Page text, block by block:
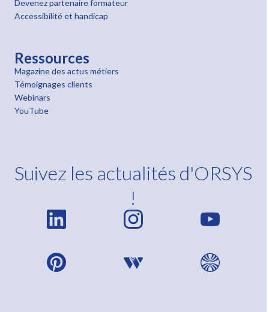
Devenez partenaire formateur
Accessibilité et handicap
Ressources
Magazine des actus métiers
Témoignages clients
Webinars
YouTube
Suivez les actualités d'ORSYS
!